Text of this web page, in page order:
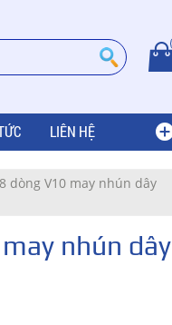
LIÊN HỆ
dòng V10 may nhún dây
nhún dây